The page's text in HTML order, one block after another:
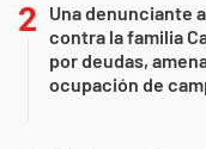
Una denunciante
contra la familia
por deudas,
ocupación de